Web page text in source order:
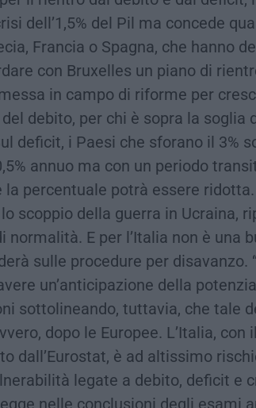
dell’1,5% del Pil ma concede
Francia o Spagna, che hanno
con Bruxelles un piano di
in campo di riforme per
debito, per chi è sopra la soglia
deficit, i Paesi che sforano il 3%
annuo ma con un periodo
la percentuale potrà essere
scoppio della guerra in Ucraina,
normalità. E per l’Italia non è una
sulle procedure per disavanzo.
un’anticipazione della
sottolineando, tuttavia, che tale
dopo le Europee. L’Italia, con
dall’Eurostat, è ad altissimo
legate a debito, deficit e
nelle conclusioni degli esami